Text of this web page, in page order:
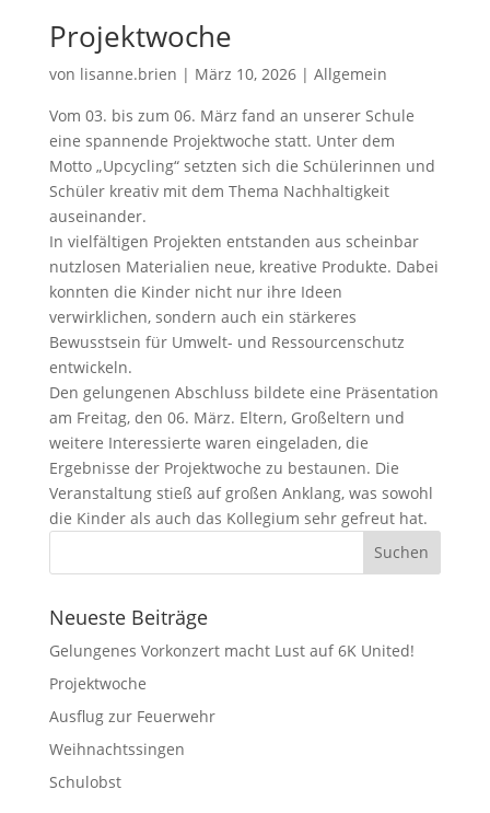
Projektwoche
von lisanne.brien | März 10, 2026| Allgemein
Vom 03. bis zum 06. März fand an unserer Schule
eine spannende Projektwoche statt. Unter dem
Motto „Upcycling“ setzten sich die Schülerinnen und
Schüler kreativ mit dem Thema Nachhaltigkeit
auseinander.
In vielfältigen Projekten entstanden aus scheinbar
nutzlosen Materialien neue, kreative Produkte. Dabei
konnten die Kinder nicht nur ihre Ideen
verwirklichen, sondern auch ein stärkeres
Bewusstsein für Umwelt- und Ressourcenschutz
entwickeln.
Den gelungenen Abschluss bildete eine Präsentation
am Freitag, den 06. März. Eltern, Großeltern und
weitere Interessierte waren eingeladen, die
Ergebnisse der Projektwoche zu bestaunen. Die
Veranstaltung stieß auf großen Anklang, was sowohl
die Kinder als auch das Kollegium sehr gefreut hat.
Neueste Beiträge
Gelungenes Vorkonzert macht Lust auf 6K United!
Projektwoche
Ausflug zur Feuerwehr
Weihnachtssingen
Schulobst